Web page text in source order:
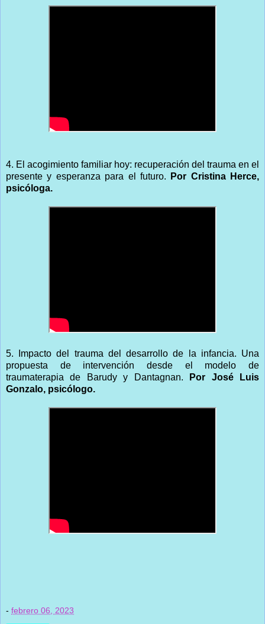
4. El acogimiento familiar hoy: recuperación del trauma en el
presente y esperanza para el futuro. Por Cristina Herce,
psicóloga.
5. Impacto del trauma del desarrollo de la infancia. Una
propuesta de intervención desde el modelo de
traumaterapia de Barudy y Dantagnan.
Por José Luis
Gonzalo, psicólogo.
- febrero 06, 2023